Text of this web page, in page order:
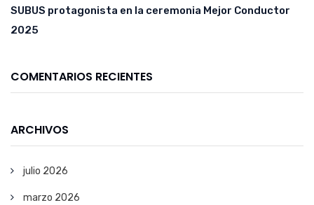
SUBUS protagonista en la ceremonia Mejor Conductor
2025
COMENTARIOS RECIENTES
ARCHIVOS
julio 2026
marzo 2026